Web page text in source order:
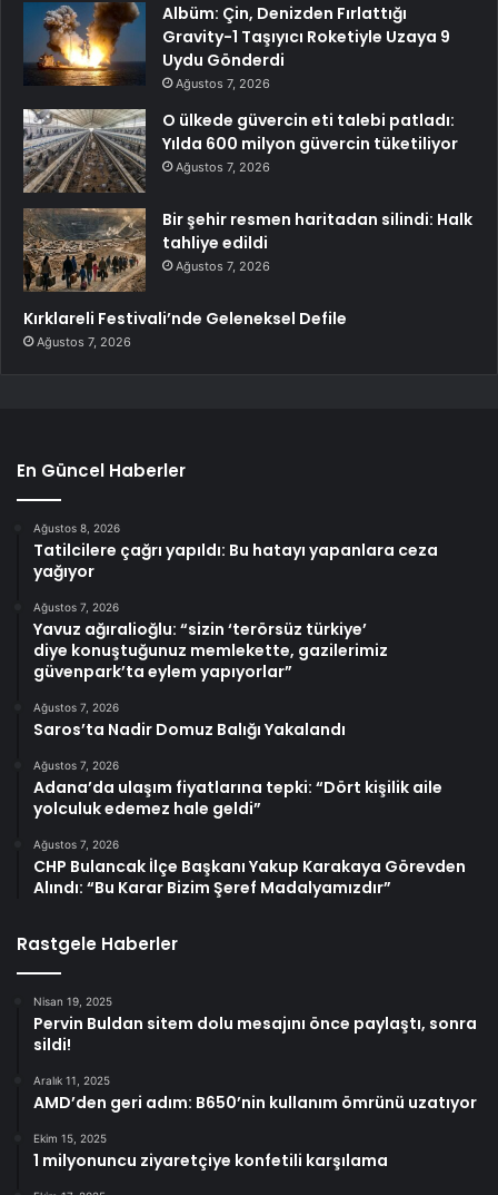
Albüm: Çin, Denizden Fırlattığı
Gravity-1 Taşıyıcı Roketiyle Uzaya 9
Uydu Gönderdi
Ağustos 7, 2026
O ülkede güvercin eti talebi patladı:
Yılda 600 milyon güvercin tüketiliyor
Ağustos 7, 2026
Bir şehir resmen haritadan silindi: Halk
tahliye edildi
Ağustos 7, 2026
Kırklareli Festivali’nde Geleneksel Defile
Ağustos 7, 2026
En Güncel Haberler
Ağustos 8, 2026
Tatilcilere çağrı yapıldı: Bu hatayı yapanlara ceza
yağıyor
Ağustos 7, 2026
Yavuz ağıralioğlu: “sizin ‘terörsüz türkiye’
diye konuştuğunuz memlekette, gazilerimiz
güvenpark’ta eylem yapıyorlar”
Ağustos 7, 2026
Saros’ta Nadir Domuz Balığı Yakalandı
Ağustos 7, 2026
Adana’da ulaşım fiyatlarına tepki: “Dört kişilik aile
yolculuk edemez hale geldi”
Ağustos 7, 2026
CHP Bulancak İlçe Başkanı Yakup Karakaya Görevden
Alındı: “Bu Karar Bizim Şeref Madalyamızdır”
Rastgele Haberler
Nisan 19, 2025
Pervin Buldan sitem dolu mesajını önce paylaştı, sonra
sildi!
Aralık 11, 2025
AMD’den geri adım: B650’nin kullanım ömrünü uzatıyor
Ekim 15, 2025
1 milyonuncu ziyaretçiye konfetili karşılama